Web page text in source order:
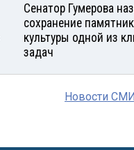
Сенатор Гумерова
сохранение
культуры одной из
задач
Новости